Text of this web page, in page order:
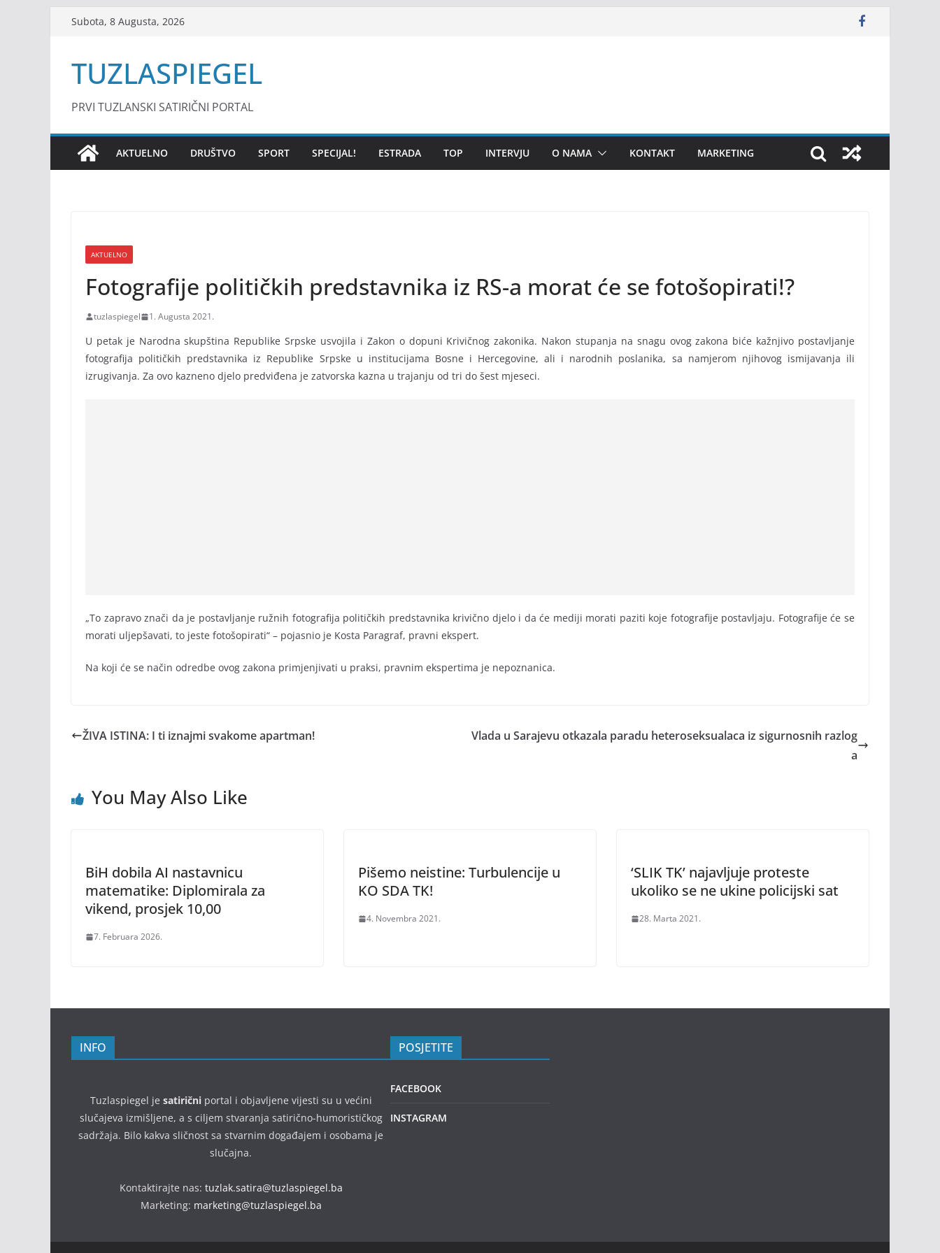
Subota, 8 Augusta, 2026
TUZLASPIEGEL
PRVI TUZLANSKI SATIRIČNI PORTAL
AKTUELNO DRUŠTVO SPORT SPECIJAL! ESTRADA TOP INTERVJU O NAMA KONTAKT MARKETING
AKTUELNO
Fotografije političkih predstavnika iz RS-a morat će se fotošopirati!?
tuzlaspiegel 1. Augusta 2021.
U petak je Narodna skupština Republike Srpske usvojila i Zakon o dopuni Krivičnog zakonika. Nakon stupanja na snagu ovog zakona biće kažnjivo postavljanje
fotografija političkih predstavnika iz Republike Srpske u institucijama Bosne i Hercegovine, ali i narodnih poslanika, sa namjerom njihovog ismijavanja ili
izrugivanja. Za ovo kazneno djelo predviđena je zatvorska kazna u trajanju od tri do šest mjeseci.
„To zapravo znači da je postavljanje ružnih fotografija političkih predstavnika krivično djelo i da će mediji morati paziti koje fotografije postavljaju. Fotografije će se
morati uljepšavati, to jeste fotošopirati“ – pojasnio je Kosta Paragraf, pravni ekspert.
Na koji će se način odredbe ovog zakona primjenjivati u praksi, pravnim ekspertima je nepoznanica.
ŽIVA ISTINA: I ti iznajmi svakome apartman!
Vlada u Sarajevu otkazala paradu heteroseksualaca iz sigurnosnih razlog
a
You May Also Like
BiH dobila AI nastavnicu
matematike: Diplomirala za
vikend, prosjek 10,00
7. Februara 2026.
Pišemo neistine: Turbulencije u
KO SDA TK!
4. Novembra 2021.
‘SLIK TK’ najavljuje proteste
ukoliko se ne ukine policijski sat
28. Marta 2021.
INFO
Tuzlaspiegel je satiričniportal i objavljene vijesti su u većini
slučajeva izmišljene, a s ciljem stvaranja satirično-humorističkog
sadržaja. Bilo kakva sličnost sa stvarnim događajem i osobama je
slučajna.
Kontaktirajte nas: tuzlak.satira@tuzlaspiegel.ba
Marketing: marketing@tuzlaspiegel.ba
POSJETITE
FACEBOOK
INSTAGRAM